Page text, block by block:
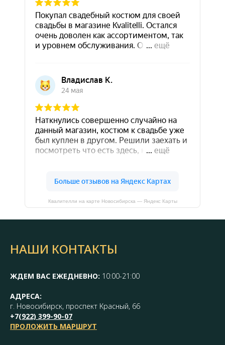
Квалителли на карте Новосибирска — Яндекс Карты
НАШИ КОНТАКТЫ
ЖДЕМ ВАС ЕЖЕДНЕВНО: 10:00-21:00
АДРЕСА:
г. Новосибирск, проспект Красный, 66
+7(922) 399-90-07
ПРОЛОЖИТЬ МАРШРУТ